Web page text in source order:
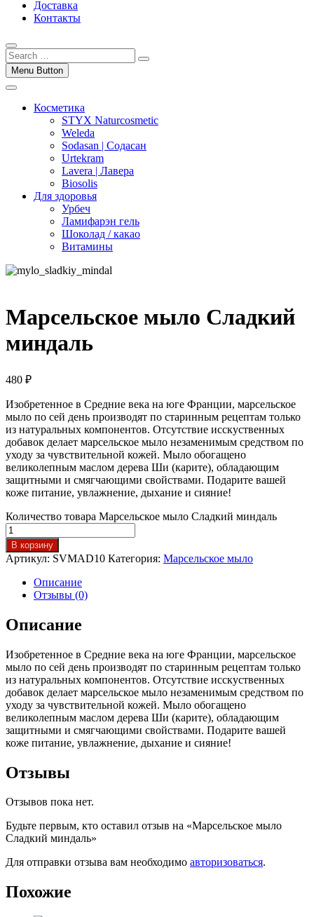
Доставка
Контакты
Menu Button
Косметика
STYX Naturcosmetic
Weleda
Sodasan | Содасан
Urtekram
Lavera | Лавера
Biosolis
Для здоровья
Урбеч
Ламифарэн гель
Шоколад / какао
Витамины
Марсельское мыло Сладкий
миндаль
480 ₽
Изобретенное в Средние века на юге Франции, марсельское
мыло по сей день производят по старинным рецептам только
из натуральных компонентов. Отсутствие исскуственных
добавок делает марсельское мыло незаменимым средством по
уходу за чувствительной кожей. Мыло обогащено
великолепным маслом дерева Ши (карите), обладающим
защитными и смягчающими свойствами. Подарите вашей
коже питание, увлажнение, дыхание и сияние!
Количество товара Марсельское мыло Сладкий миндаль
В корзину
Артикул: SVMAD10 Категория: Марсельское мыло
Описание
Отзывы (0)
Описание
Изобретенное в Средние века на юге Франции, марсельское
мыло по сей день производят по старинным рецептам только
из натуральных компонентов. Отсутствие исскуственных
добавок делает марсельское мыло незаменимым средством по
уходу за чувствительной кожей. Мыло обогащено
великолепным маслом дерева Ши (карите), обладающим
защитными и смягчающими свойствами. Подарите вашей
коже питание, увлажнение, дыхание и сияние!
Отзывы
Отзывов пока нет.
Будьте первым, кто оставил отзыв на «Марсельское мыло
Сладкий миндаль»
Для отправки отзыва вам необходимо авторизоваться.
Похожие